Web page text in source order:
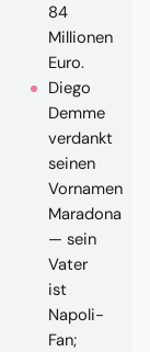
84
Millionen
Euro.
Diego
Demme
verdankt
seinen
Vornamen
Maradona
— sein
Vater
ist
Napoli-
Fan;